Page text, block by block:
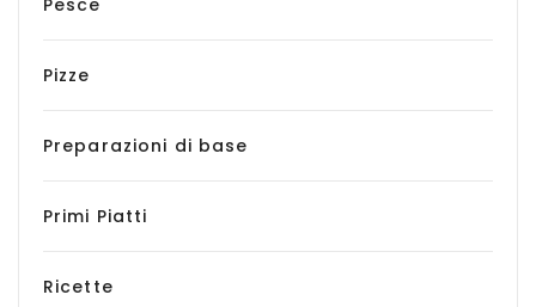
Pizze
Preparazioni di base
Primi Piatti
Ricette